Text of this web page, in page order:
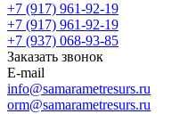
+7 (917) 961-92-19
+7 (917) 961-92-19
+7 (937) 068-93-85
Заказать звонок
E-mail
info@samarametresurs.ru
orm@samarametresurs.ru